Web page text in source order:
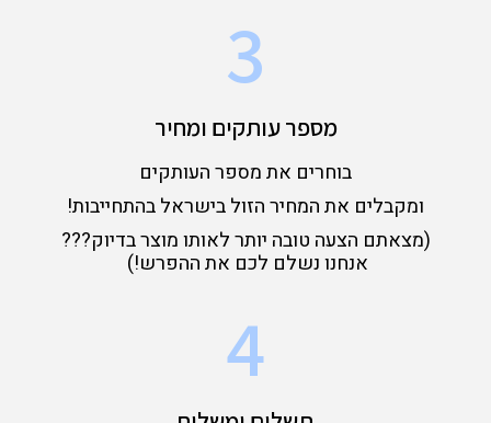
3
מספר עותקים ומחיר
בוחרים את מספר העותקים
ומקבלים את המחיר הזול בישראל בהתחייבות!
(מצאתם הצעה טובה יותר לאותו מוצר בדיוק???
אנחנו נשלם לכם את ההפרש!)
4